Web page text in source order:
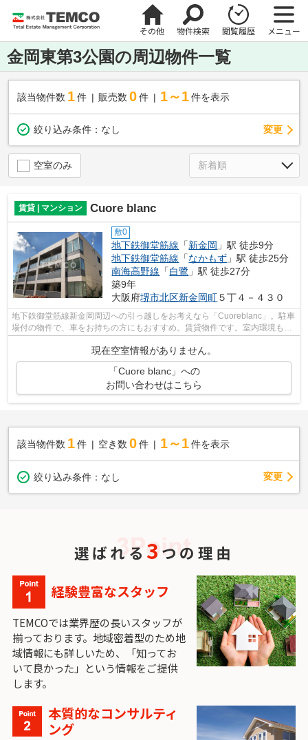
その他 物件検索 閲覧履歴 メニュー
金岡東第3公園の周辺物件一覧
該当物件数 1件 販売数 0 件 1～1 件を表示
絞り込み条件： なし 変更
空室のみ
賃貸 | マンション Cuore blanc
敷0
地下鉄御堂筋線 「新金岡 」駅 徒歩9分
地下鉄御堂筋線 「なかもず 」駅 徒歩25分
南海高野線 「白鷺 」駅 徒歩27分
築9年
大阪府堺市北区新金岡町５丁４－４３０
地下鉄御堂筋線新金岡周辺への引っ越しをお考えなら「Cuoreblanc」。駐車
場付の物件で、車をお持ちの方にもおすすめ。賃貸物件です。室内環境も整
っています。お風呂が好きな方に欠か...
現在空室情報がありません。
「Cuore blanc」への
お問い合わせはこちら
該当物件数 1件 空き数 0 件 1～1 件を表示
絞り込み条件： なし 変更
選ばれる 3 つの理由
経験豊富なスタッフ
TEMCOでは業界歴の長いスタッフが
揃っております。地域密着型のため地
域情報にも詳しいため、「知ってお
いて良かった」という情報をご提供
します。
本質的なコンサルティ
ング